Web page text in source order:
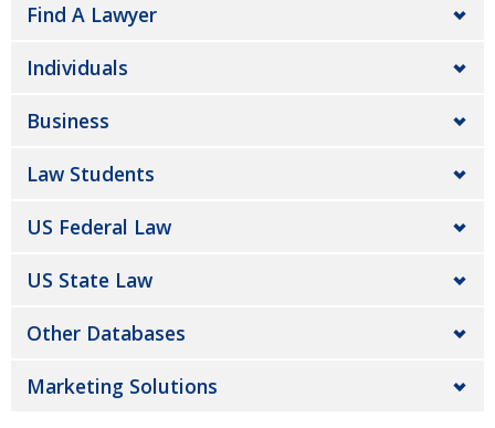
Find A Lawyer
Individuals
Business
Law Students
US Federal Law
US State Law
Other Databases
Marketing Solutions